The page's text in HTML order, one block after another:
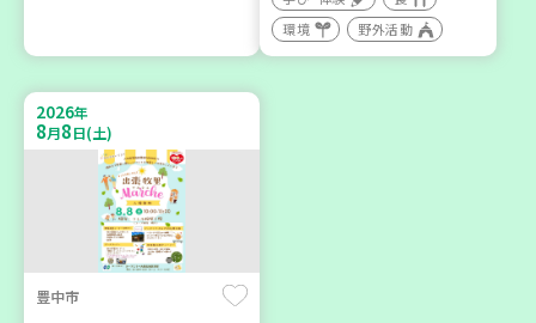
【第3地区本部】住み慣れた
地域で暮らしたい 「コープ
くらしの助け合いの会」(会
場：住吉)
ボランティア
神戸市東灘区
【第3地区本部】「ふれあい
9 24
環境
野外活動
2026年
8月8日(土)
豊中市